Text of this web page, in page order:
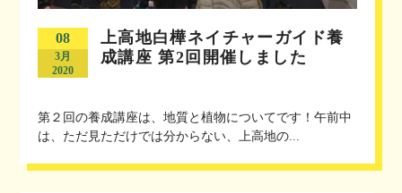
08
3月
2020
上高地白樺ネイチャーガイド養
成講座 第2回開催しました
第２回の養成講座は、地質と植物についてです！午前中
は、ただ見ただけでは分からない、上高地の...